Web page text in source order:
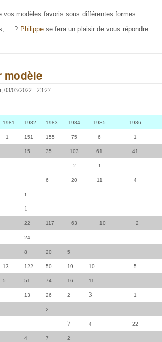
vos modèles favoris sous différentes formes.
... ? Philippe se fera un plaisir de vous répondre.
modèle
03/03/2022 - 23:27
1981 1982 1983 1984 1985 1986
1 151 155 75 6 1
15 35 103 61 41
2 1
6 20 11 4
1
1
22 117 63 10 2
24
8 20 5
13 122 50 19 10 5
5 51 74 16 11
13 26 2 3 1
2
7 4 22
4 7 2